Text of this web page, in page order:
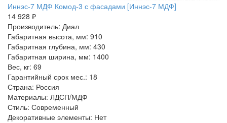
Иннэс-7 МДФ Комод-3 с фасадами [Иннэс-7 МДФ]
14 928 ₽
Производитель: Диал
Габаритная высота, мм: 910
Габаритная глубина, мм: 430
Габаритная ширина, мм: 1400
Вес, кг: 69
Гарантийный срок мес.: 18
Страна: Россия
Материалы: ЛДСП/МДФ
Стиль: Современный
Декоративные элементы: Нет